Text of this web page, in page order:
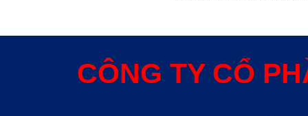
xây dụng nhà ở hoặc bất kỳ
thủy trong ngôi nhà thường
được quyết định bởi các nhân
CÔNG TY CỔ